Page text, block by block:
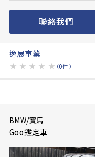
聯絡我們
逸展車業
★ ★ ★ ★ ★ （0件）
BMW/寶馬
Goo鑑定車